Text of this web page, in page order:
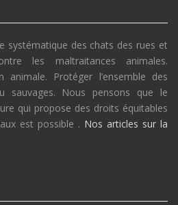
systématique des chats des rues et
les maltraitances animales.
animale. Protéger l’ensemble des
sauvages. Nous pensons que le
qui propose des droits équitables
est possible . Nos articles sur la